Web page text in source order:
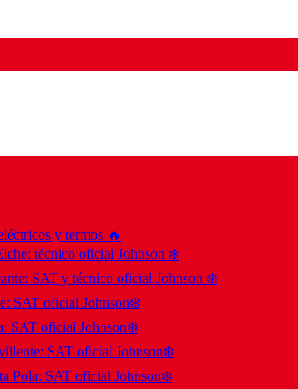
y termos 🔥
técnico oficial Johnson ❄️
SAT y técnico oficial Johnson ❄️
SAT oficial Johnson❄️
SAT oficial Johnson❄️
SAT oficial Johnson❄️
Pola: SAT oficial Johnson❄️